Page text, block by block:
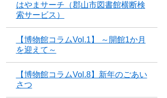
はやまサーチ（郡山市図書館横断検
索サービス）
【博物館コラムVol.1】 ～開館1か月
を迎えて～
【博物館コラムVol.8】新年のごあい
さつ